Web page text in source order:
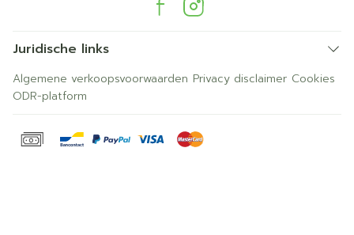
Juridische links
Algemene verkoopsvoorwaarden Privacy disclaimer Cookies
ODR-platform